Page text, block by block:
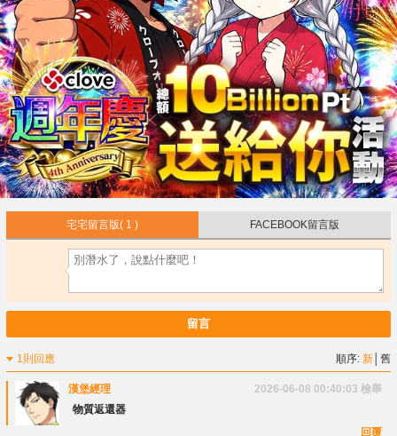
宅宅留言版( 1 ) FACEBOOK留言版
留言
1則回應 順序:新 │舊
漢堡經理 2026-06-08 00:40:03 檢舉
物質返還器
回覆